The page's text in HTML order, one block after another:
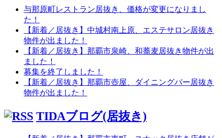
与那原町レストラン居抜き、価格が変更になりまし
た！
【新着／居抜き】中城村南上原、エステサロン居抜き
物件が出ました！
【新着／居抜き】那覇市泉崎、和蕎麦居抜き物件が出
ました！
募集を終了しました！
【新着／居抜き】那覇市壺屋、ダイニングバー居抜き
物件が出ました！
TIDAブログ(居抜き)